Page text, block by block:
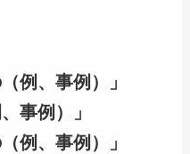
例、事例）」
事例）」
例、事例）」